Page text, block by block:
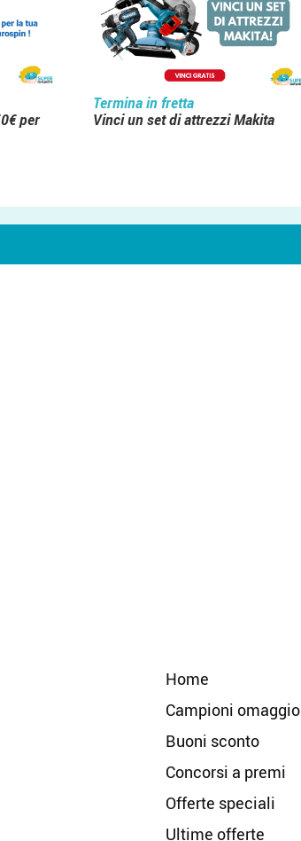
per
Termina in fretta
Vinci un set di attrezzi Makita
Home
Campioni omaggio
Buoni sconto
Concorsi a premi
Offerte speciali
Ultime offerte